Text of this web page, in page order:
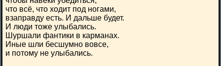
что всё, что ходит под ногами,
взаправду есть. И дальше будет.
И люди тоже улыбались.
Шуршали фантики в карманах.
Иные шли бесшумно вовсе,
и потому не улыбались.